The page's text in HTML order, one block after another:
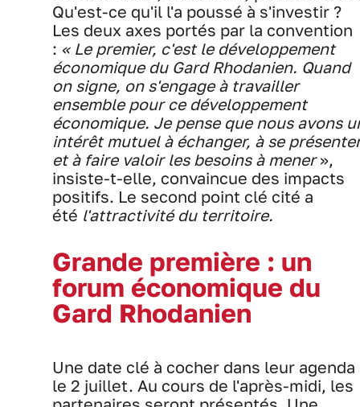
Qu'est-ce qu'il l'a poussé à s'investir ?
Les deux axes portés par la convention
: « Le premier, c'est le développement
économique du Gard Rhodanien. Quand
on signe, on s'engage à travailler
ensemble pour ce développement
économique. Je pense que nous avons
intérêt mutuel à échanger, à se
et à faire valoir les besoins à mener»,
insiste-t-elle, convaincue des impacts
positifs. Le second point clé cité a
été l'attractivité du territoire.
Grande première : un
forum économique du
Gard Rhodanien
Une date clé à cocher dans leur agenda
le 2 juillet. Au cours de l'après-midi, les